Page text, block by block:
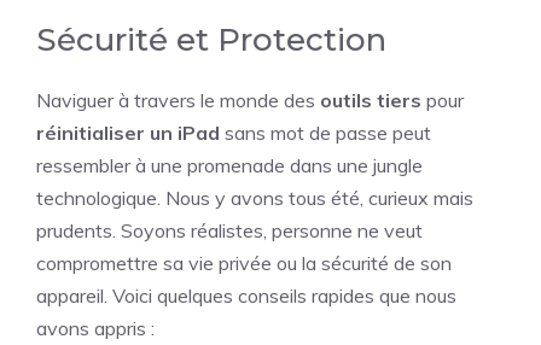
Sécurité et Protection
Naviguer à travers le monde des outils tiers pour
réinitialiser un iPad sans mot de passe peut
ressembler à une promenade dans une jungle
technologique. Nous y avons tous été, curieux mais
prudents. Soyons réalistes, personne ne veut
compromettre sa vie privée ou la sécurité de son
appareil. Voici quelques conseils rapides que nous
avons appris :